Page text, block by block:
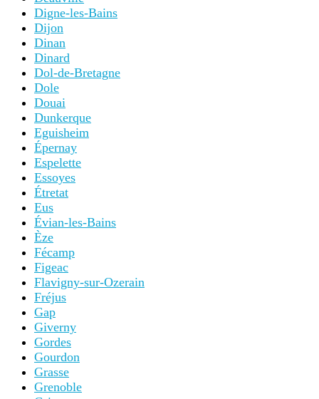
Digne-les-Bains
Dijon
Dinan
Dinard
Dol-de-Bretagne
Dole
Douai
Dunkerque
Eguisheim
Épernay
Espelette
Essoyes
Étretat
Eus
Évian-les-Bains
Èze
Fécamp
Figeac
Flavigny-sur-Ozerain
Fréjus
Gap
Giverny
Gordes
Gourdon
Grasse
Grenoble